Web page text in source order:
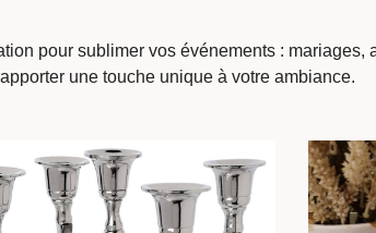
pour sublimer vos événements :
une touche unique à votre ambiance.